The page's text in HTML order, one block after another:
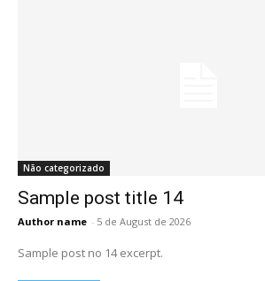
Não categorizado
Sample post title 14
Author name - 5 de August de 2026
Sample post no 14 excerpt.